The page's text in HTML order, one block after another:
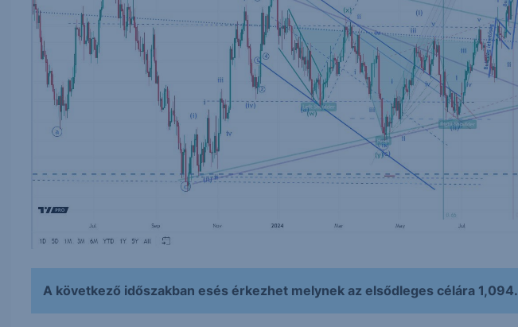
A következő időszakban esés érkezhet melynek az elsődleges célára 1,094.